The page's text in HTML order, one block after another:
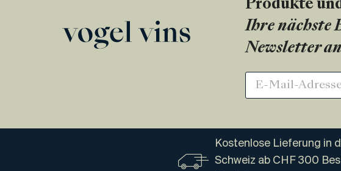
Produkte
Ihre nächste
Newsletter
Kostenlose Lieferung in
Schweiz ab CHF 300